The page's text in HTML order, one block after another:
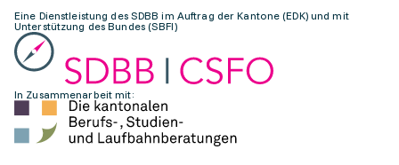
Eine Dienstleistung des SDBB im Auftrag der Kantone (EDK) und mit
Unterstützung des Bundes (SBFI)
In Zusammenarbeit mit: